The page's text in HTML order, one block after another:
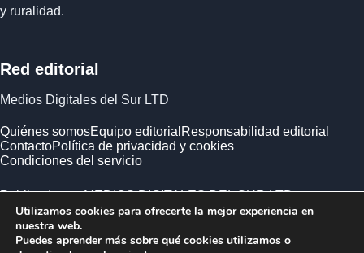
y ruralidad.
Red editorial
Medios Digitales del Sur LTD
Quiénes somosEquipo editorial Responsabilidad editorial
ContactoPolítica de privacidad y cookies
Condiciones del servicio
Publicado por MEDIOS DIGITALES DEL SUR LTD ·
Empresa registrada en Inglaterra y Gales.
Utilizamos cookies para ofrecerte la mejor experiencia en
nuestra web.
Puedes aprender más sobre qué cookies utilizamos o